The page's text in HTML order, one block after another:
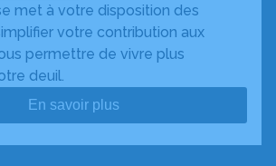
met à votre disposition des
votre contribution aux
permettre de vivre plus
deuil.
En savoir plus